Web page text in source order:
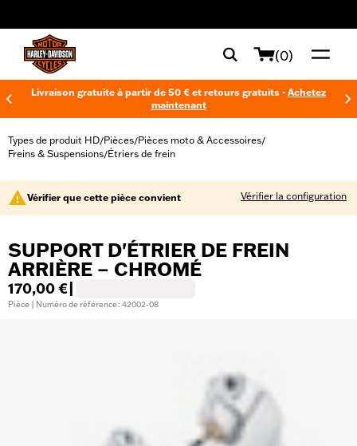
(0)
Livraison gratuite à partir de 50 € et retours gratuits - Achetez
maintenant
Types de produit HD/Pièces/Pièces moto & Accessoires/
Freins & Suspensions/Étriers de frein
Vérifier que cette pièce convient Vérifier la configuration
SUPPORT D'ÉTRIER DE FREIN
ARRIÈRE – CHROMÉ
170,00 €
Pièce | Numéro de référence : 42002-08